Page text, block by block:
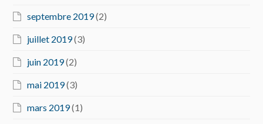
septembre 2019(2)
juillet 2019(3)
juin 2019(2)
mai 2019(3)
mars 2019(1)